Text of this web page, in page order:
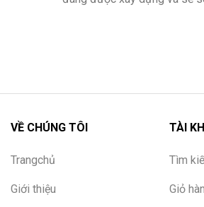
VỀ CHÚNG TÔI
Trangchủ
Giới thiệu
TÀI
Tìm
Giỏ